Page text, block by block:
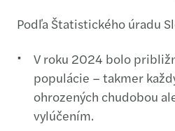
Podľa Štatistického úradu
V roku 2024 bolo
populácie – takmer
ohrozených chudobou
vylúčením.